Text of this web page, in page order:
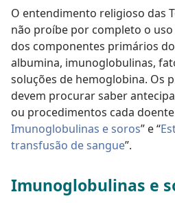
O entendimento religioso das
não proíbe por completo o
dos componentes primários
albumina, imunoglobulinas,
soluções de hemoglobina. Os
devem procurar saber
ou procedimentos cada
Imunoglobulinas e soros” e “
transfusão de sangue”.
Imunoglobulinas e